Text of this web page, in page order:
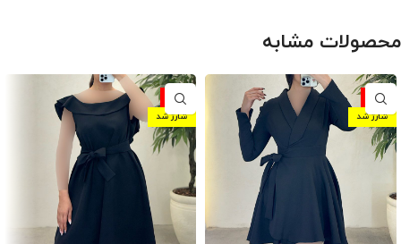
محصولات مشابه
-10%
شارژ شد
-10%
شارژ شد